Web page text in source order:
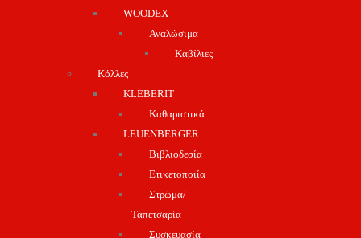
WOODEX
Αναλώσιμα
Καβίλιες
Κόλλες
KLEBERIT
Καθαριστικά
LEUENBERGER
Βιβλιοδεσία
Ετικετοποιία
Στρώμα/
Ταπετσαρία
Συσκευασία